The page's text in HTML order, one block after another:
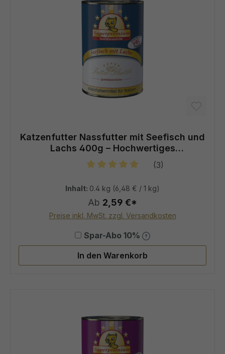
Katzenfutter Nassfutter mit Seefisch und
Lachs 400g – Hochwertiges
Alleinfuttermittel in Spitzenqualität
(3)
Inhalt: 0.4 kg (6,48 € / 1 kg)
Ab 2,59 €*
Preise inkl. MwSt. zzgl. Versandkosten
Spar-Abo 10%
In den Warenkorb